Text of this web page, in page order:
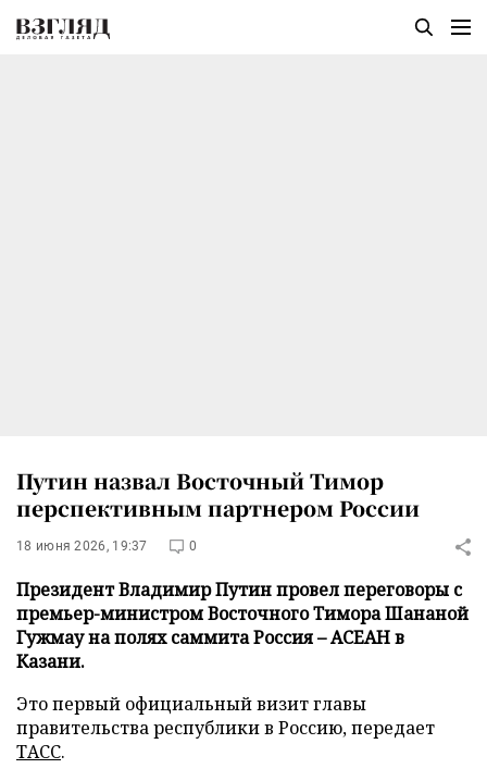
Путин назвал Восточный Тимор
перспективным партнером России
18 июня 2026, 19:37 0
Президент Владимир Путин провел переговоры с
премьер-министром Восточного Тимора Шананой
Гужмау на полях саммита Россия – АСЕАН в
Казани.
Это первый официальный визит главы
правительства республики в Россию, передает
ТАСС.